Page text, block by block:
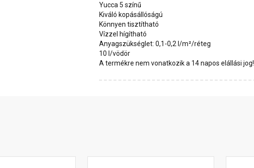
Yucca 5 színű
Kiváló kopásállóságú
Könnyen tisztítható
Vízzel hígítható
Anyagszükséglet: 0,1-0,2 l/m²/réteg
10 l/vödör
A termékre nem vonatkozik a 14 napos elállási jog!